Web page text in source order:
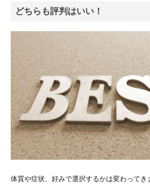
どちらも評判はいい！
体質や症状、好みで選択するかは変わってき